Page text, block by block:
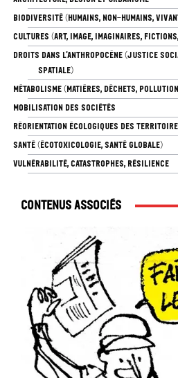
BIODIVERSITÉ (HUMAINS, NON-HUMAINS,
CULTURES (ART, IMAGE, IMAGINAIRES,
DROITS DANS L’ANTHROPOCÈNE (JUSTICE
SPATIALE)
MÉTABOLISME (MATIÈRES, DÉCHETS,
MOBILISATION DES SOCIÉTÉS
RÉORIENTATION ÉCOLOGIQUES DES
SANTÉ (ÉCOTOXICOLOGIE, SANTÉ GLOBALE)
VULNÉRABILITÉ, CATASTROPHES, RÉSILIENCE
Contenus associés